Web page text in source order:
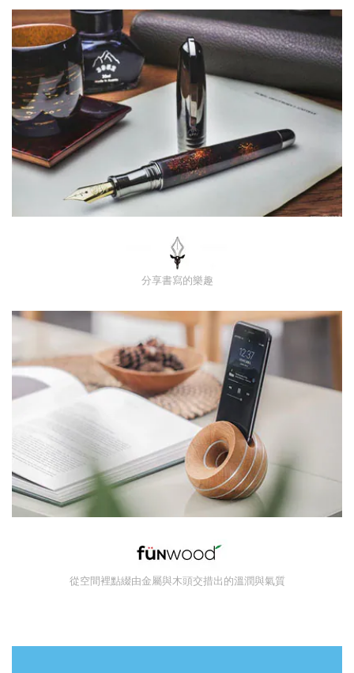
分享書寫的樂趣
從空間裡點綴由金屬與木頭交措出的溫潤與氣質